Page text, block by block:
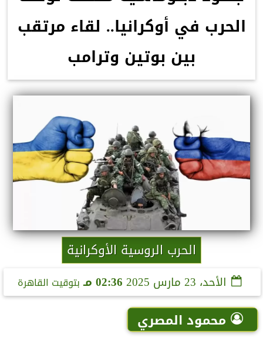
الحرب في أوكرانيا.. لقاء مرتقب
بين بوتين وترامب
الحرب الروسية الأوكرانية
الأحد، 23 مارس 2025 02:36 مـ بتوقيت القاهرة
محمود المصري